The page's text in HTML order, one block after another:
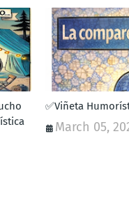
✅Viñeta
March 05,